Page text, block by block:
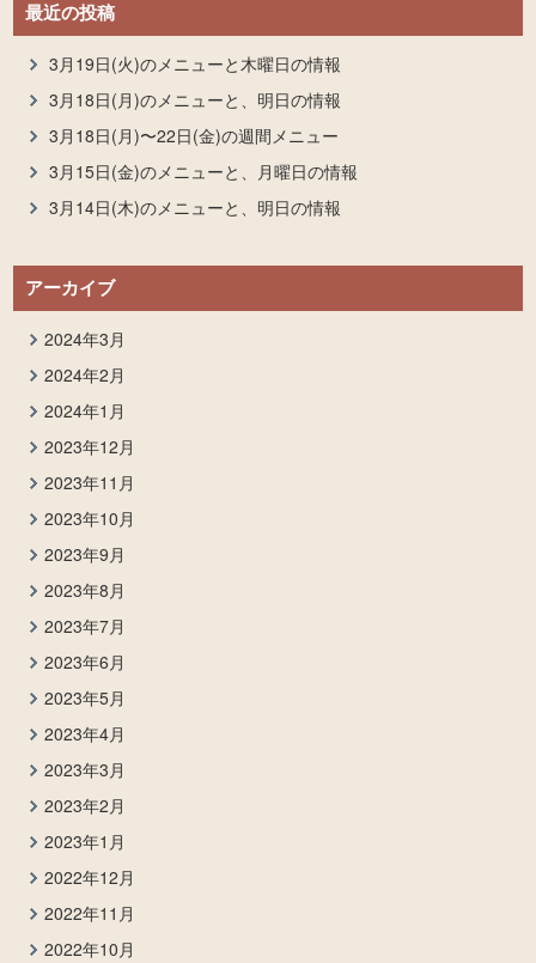
最近の投稿
3月19日(火)のメニューと木曜日の情報
3月18日(月)のメニューと、明日の情報
3月18日(月)〜22日(金)の週間メニュー
3月15日(金)のメニューと、月曜日の情報
3月14日(木)のメニューと、明日の情報
アーカイブ
2024年3月
2024年2月
2024年1月
2023年12月
2023年11月
2023年10月
2023年9月
2023年8月
2023年7月
2023年6月
2023年5月
2023年4月
2023年3月
2023年2月
2023年1月
2022年12月
2022年11月
2022年10月